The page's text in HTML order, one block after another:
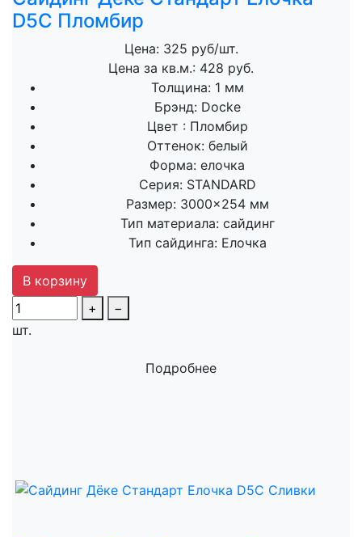
D5C Пломбир
Цена: 325 руб/шт.
Цена за кв.м.: 428 руб.
Толщина: 1 мм
Брэнд: Docke
Цвет : Пломбир
Оттенок: белый
Форма: елочка
Серия: STANDARD
Размер: 3000×254 мм
Тип материала: сайдинг
Тип сайдинга: Елочка
В корзину
+
−
шт.
Подробнее